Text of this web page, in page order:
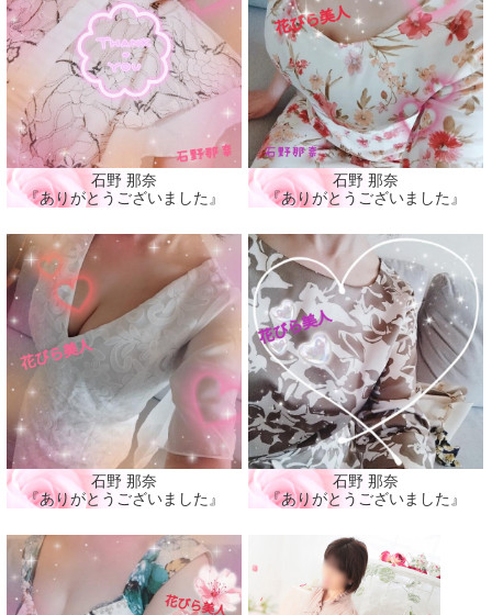
石野 那奈
『ありがとうございました』
石野 那奈
『ありがとうございました』
石野 那奈
『ありがとうございました』
石野 那奈
『ありがとうございました』